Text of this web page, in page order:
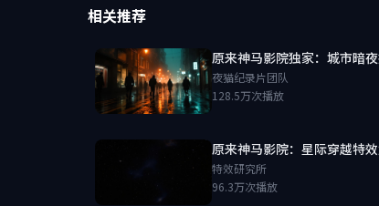
相关推荐
原来神马影院独家：城市暗
夜猫纪录片团队
128.5万次播放
原来神马影院：星际穿越特
特效研究所
96.3万次播放